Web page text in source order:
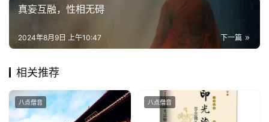
院
礼
视
纪
真妄互融，性相无碍
下一篇
2024年8月9日 上午10:47
相关推荐
八点僧音 八点僧音